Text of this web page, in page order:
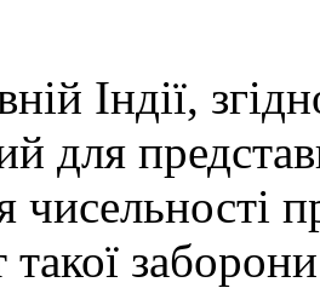
Індії,
для
чисельності